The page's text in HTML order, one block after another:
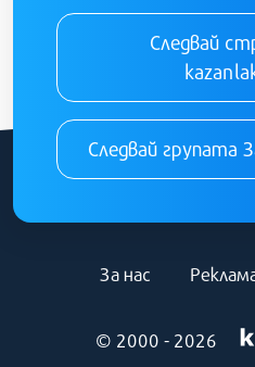
Следвай
Следвай групата
© 2000 - 2026
За нас